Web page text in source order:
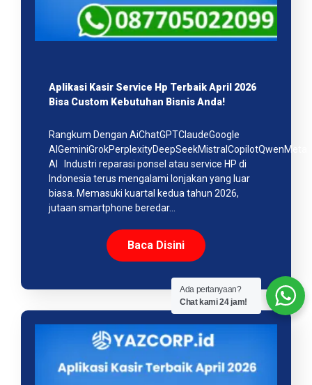
Aplikasi Kasir Service Hp Terbaik April 2026
Bisa Custom Kebutuhan Bisnis Anda!
Rangkum Dengan AiChatGPTClaudeGoogle
AIGeminiGrokPerplexityDeepSeekMistralCopilotQwenMeta
AI Industri reparasi ponsel atau service HP di
Indonesia terus mengalami lonjakan yang luar
biasa. Memasuki kuartal kedua tahun 2026,
jutaan smartphone beredar…
Baca Disini
Ada pertanyaan?
Chat kami 24 jam!